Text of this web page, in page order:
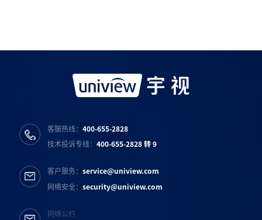
客服热线：400-655-2828
技术投诉专线：400-655-2828 转 9
客户服务：service@uniview.com
网络安全：security@uniview.com
网络公约